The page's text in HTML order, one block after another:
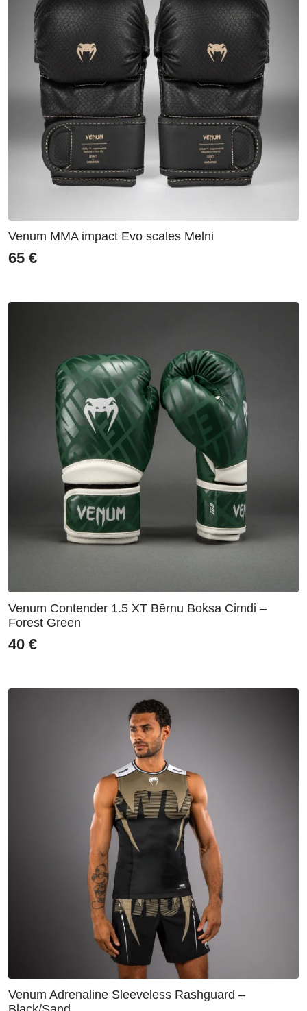
Venum MMA impact Evo scales Melni
65 €
Venum Contender 1.5 XT Bērnu Boksa Cimdi –
Forest Green
40 €
Venum Adrenaline Sleeveless Rashguard –